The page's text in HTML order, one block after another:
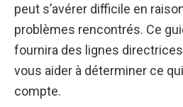
peut s’avérer difficile en
problèmes rencontrés. Ce
fournira des lignes
vous aider à déterminer ce
compte.